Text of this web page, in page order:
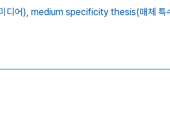
디어), medium specificity thesis(매체 특